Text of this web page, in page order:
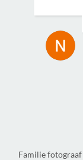
Familie fotograaf